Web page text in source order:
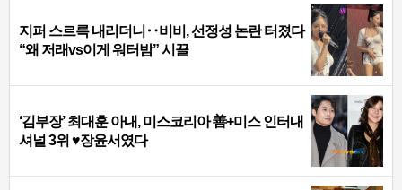
지퍼 스르륵 내리더니‥비비, 선정성 논란 터졌다
“왜 저래vs이게 워터밤” 시끌
‘김부장’ 최대훈 아내, 미스코리아 善+미스 인터내
셔널 3위 ♥장윤서였다